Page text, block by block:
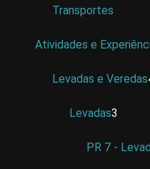
Transportes
Atividades e
Levadas e Veredas
Levadas3
PR 7 -